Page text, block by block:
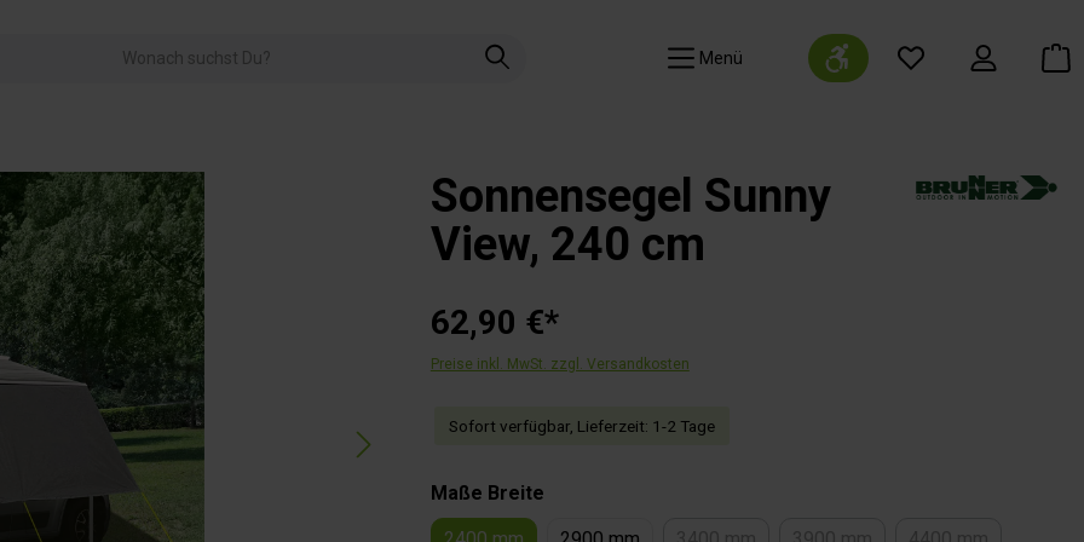
Navigation Werkzeugleiste anzeigen
Sonnensegel Sunny
View, 240 cm
62,90 €*
Preise inkl. MwSt. zzgl. Versandkosten
Sofort verfügbar, Lieferzeit: 1-2 Tage
Maße Breiteauswählen